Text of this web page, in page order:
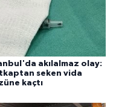
akılalmaz olay:
seken vida
kaçtı